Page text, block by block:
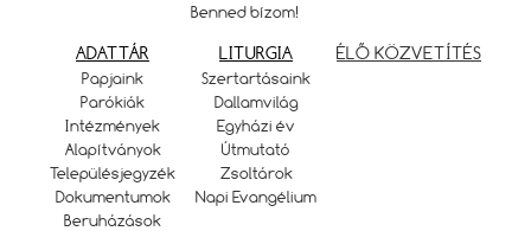
Benned bízom!
ADATTÁR
Papjaink
Parókiák
Intézmények
Alapítványok
Településjegyzék
Dokumentumok
Beruházások
LITURGIA
Szertartásaink
Dallamvilág
Egyházi év
Útmutató
Zsoltárok
Napi Evangélium
ÉLŐ KÖZVETÍTÉS